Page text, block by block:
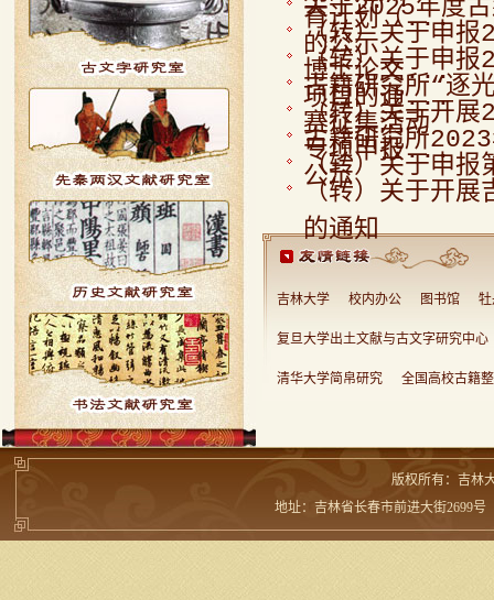
育计划（...
关于2025年度
的公示
（转）关于申报
博士论文...
（转）关于申报
项目的通...
古籍研究所“逐
赛征集活动
（转）关于开展
专项申报...
古籍研究所
公示
（转）关于申报
（转）关于开展
的通知
吉林大学 校内办公 图书馆
复旦大学出土文献与古文字研究中心
清华大学简帛研究 全国高校古籍
版权所有：吉林
地址：吉林省长春市前进大街2699号